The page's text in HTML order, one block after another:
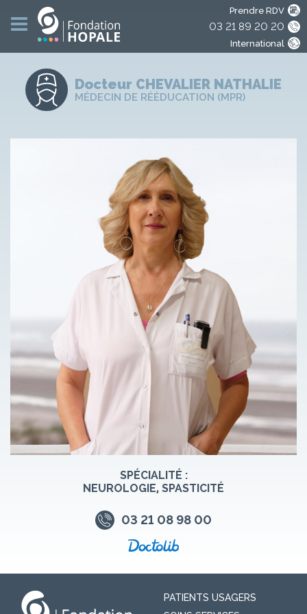
Prendre RDV
03 21 89 20 20
International
Docteur CHEVALIER NATHALIE
MÉDECIN DE RÉÉDUCATION (MPR)
SPÉCIALITÉ :
NEUROLOGIE, SPASTICITÉ
03 21 08 98 00
PATIENTS USAGERS